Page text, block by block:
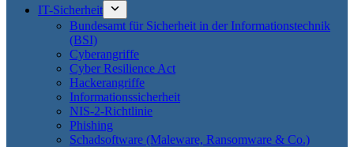
IT-Sicherheit
Bundesamt für Sicherheit in der Informationstechnik
(BSI)
Cyberangriffe
Cyber Resilience Act
Hackerangriffe
Informationssicherheit
NIS-2-Richtlinie
Phishing
Schadsoftware (Maleware, Ransomware & Co.)